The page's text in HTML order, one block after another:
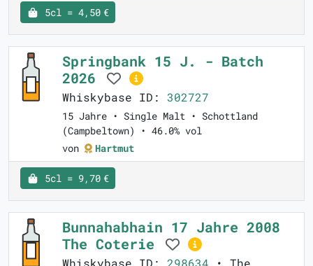
5cl = 4,50 €
Springbank 15 J. - Batch
2026
Whiskybase ID: 302727
15 Jahre • Single Malt • Schottland
(Campbeltown) • 46.0% vol
von
Hartmut
5cl = 9,70 €
Bunnahabhain 17 Jahre 2008
The Coterie
Whiskybase ID: 298634 • The